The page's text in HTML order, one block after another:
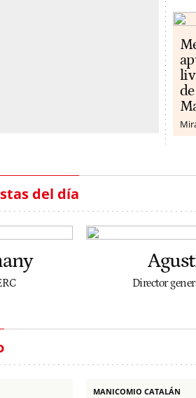
del día
Director
MANICOMIO CATALÁN